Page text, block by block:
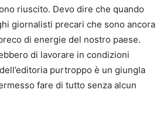
riuscito. Devo dire che quando
giornalisti precari che sono ancora
di energie del nostro paese.
di lavorare in condizioni
purtroppo è un giungla
fare di tutto senza alcun